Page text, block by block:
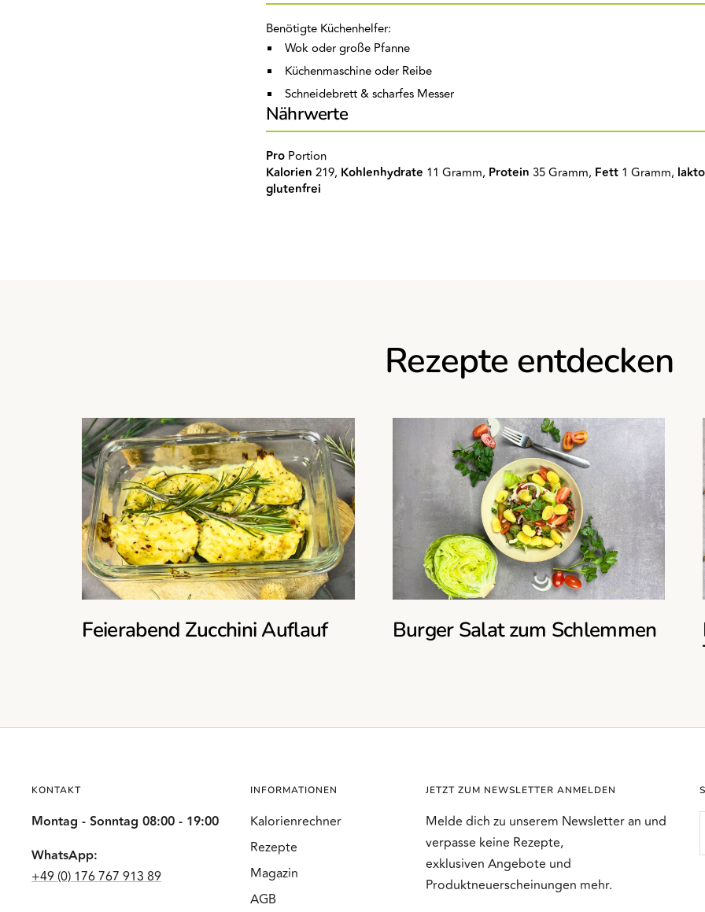
Benötigte Küchenhelfer:
Wok oder große Pfanne
Küchenmaschine oder Reibe
Schneidebrett & scharfes Messer
Nährwerte
Pro Portion
Kalorien 219, Kohlenhydrate 11 Gramm, Protein 35 Gramm, Fett 1 Gramm,
glutenfrei
Rezepte entdecken
Feierabend Zucchini Auflauf Burger Salat zum Schlemmen
KONTAKT
Montag - Sonntag 08:00 - 19:00
WhatsApp:
+49 (0) 176 767 913 89
INFORMATIONEN
Kalorienrechner
Rezepte
Magazin
AGB
JETZT ZUM NEWSLETTER ANMELDEN
Melde dich zu unserem Newsletter an und
verpasse keine Rezepte,
exklusiven Angebote und
Produktneuerscheinungen mehr.